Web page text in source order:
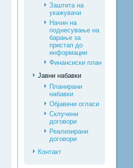
Заштита на
укажувачи
Начин на
поднесување на
барање за
пристап до
информации
Финансиски план
Јавни набавки
Планирани
набавки
Објавени огласи
Склучени
договори
Реализирани
договори
Контакт